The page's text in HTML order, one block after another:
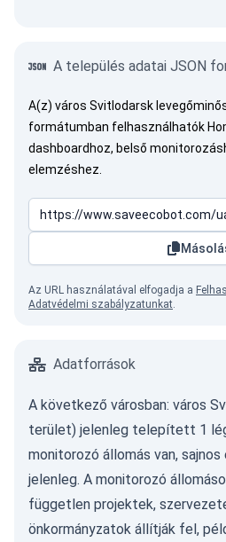
A település adatai JSON
A(z) város Svitlodarsk
formátumban felhasználhatók
dashboardhoz, belső
elemzéshez.
Az URL használatával elfogadja a
Adatvédelmi szabályzatunkat.
Adatforrások
A következő városban: város
terület) jelenleg telepített 1
monitorozó állomás van,
jelenleg. A monitorozó
független projektek,
önkormányzatok állítják fel,